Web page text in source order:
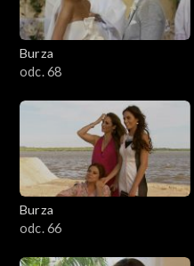
Burza
odc. 68
Burza
odc. 66